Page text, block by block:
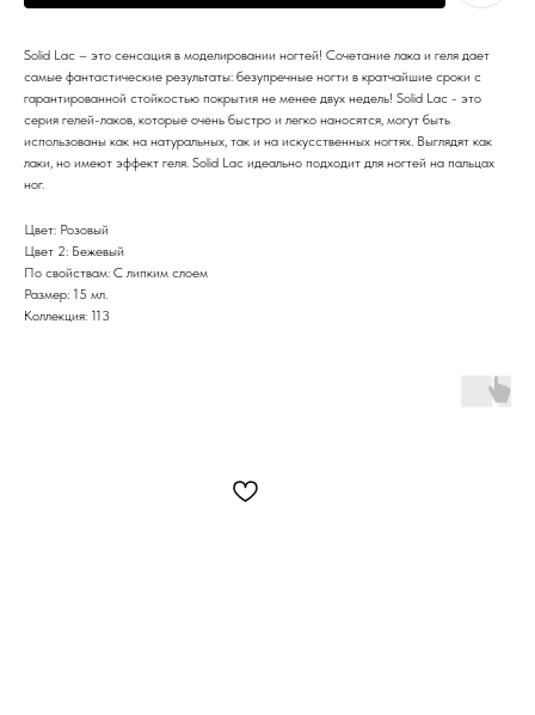
Solid Lac – это сенсация в моделировании ногтей! Сочетание лака и геля дает
самые фантастические результаты: безупречные ногти в кратчайшие сроки с
гарантированной стойкостью покрытия не менее двух недель! Solid Lac - это
серия гелей-лаков, которые очень быстро и легко наносятся, могут быть
использованы как на натуральных, так и на искусственных ногтях. Выглядят как
лаки, но имеют эффект геля. Solid Lac идеально подходит для ногтей на пальцах
ног.
Цвет: Розовый
Цвет 2: Бежевый
По свойствам: С липким слоем
Размер: 15 мл.
Коллекция: 113